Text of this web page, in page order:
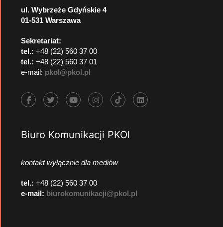
ul. Wybrzeże Gdyńskie 4
01-531 Warszawa
Sekretariat:
tel.: +48 (22) 560 37 00
tel.: +48 (22) 560 37 01
e-mail: pkol@pkol.pl
Biuro Komunikacji PKOl
kontakt wyłącznie dla mediów
tel.: +48 (22) 560 37 00
e-mail: biurokomunikacji@pkol.pl